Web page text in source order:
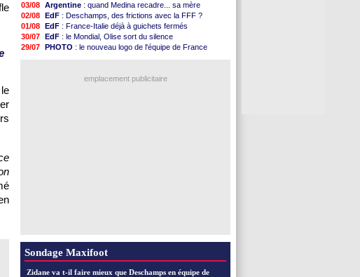
03/08 Argentine : quand Medina recadre... sa mère
02/08 EdF : Deschamps, des frictions avec la FFF ?
01/08 EdF : France-Italie déjà à guichets fermés
30/07 EdF : le Mondial, Olise sort du silence
29/07 PHOTO : le nouveau logo de l'équipe de France
: Zidane pense déjà à un retour de Mendy
emplacement publicitaire
Sondage Maxifoot
Zidane va t-il faire mieux que Deschamps en équipe de